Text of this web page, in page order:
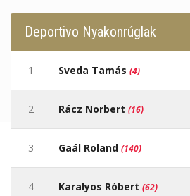
Deportivo Nyakonrúglak
1 Sveda Tamás (4)
2 Rácz Norbert (16)
3 Gaál Roland (140)
4 Karalyos Róbert (62)